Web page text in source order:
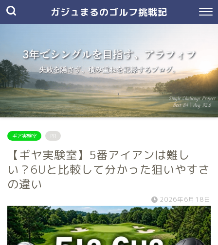
ガジュまるのゴルフ挑戦記
ギア実験室 PR
【ギヤ実験室】5番アイアンは難し
い？6Uと比較して分かった狙いやすさ
の違い
2026年6月18日